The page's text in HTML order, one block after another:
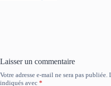
Laisser un commentaire
Votre adresse e-mail ne sera pas publiée.
indiqués avec *